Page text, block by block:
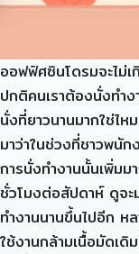
ออฟฟิศซินโดรมจะไม่
ปกติคนเราต้องนั่งทำ
นั่งที่ยาวนานมากใช่ไ
มาว่าในช่วงที่ชาวพนัก
การนั่งทำงานนั้นเพิ่ม
ชั่วโมงต่อสัปดาห์ ดูจะ
ทำงานนานขึ้นไปอีก ห
ใช้งานกล้ามเนื้อมัดเดิ